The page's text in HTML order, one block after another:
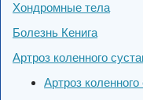
Хондромные тела
Болезнь Кенига
Артроз коленного
Артроз